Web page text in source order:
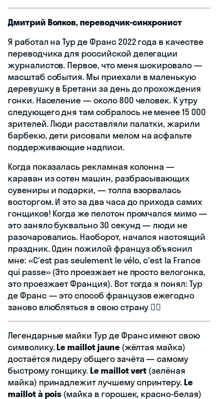
Дмитрий Волков, переводчик-синхронист
Я работал на Тур де Франс 2022 года в качестве
переводчика для российской делегации
журналистов. Первое, что меня шокировало —
масштаб события. Мы приехали в маленькую
деревушку в Бретани за день до прохождения
гонки. Население — около 800 человек. К утру
следующего дня там собралось не менее 15 000
зрителей. Люди расставляли палатки, жарили
барбекю, дети рисовали мелом на асфальте
поддерживающие надписи.
Когда показалась рекламная колонна —
караван из сотен машин, разбрасывающих
сувениры и подарки, — толпа взорвалась
восторгом. И это за два часа до прихода самих
гонщиков! Когда же пелотон промчался мимо —
это заняло буквально 30 секунд — люди не
разочаровались. Наоборот, начался настоящий
праздник. Один пожилой француз объяснил
мне: «C'est pas seulement le vélo, c'est la France
qui passe» (Это проезжает не просто велогонка,
это проезжает Франция). Вот тогда я понял: Тур
де Франс — это способ французов ежегодно
заново влюбляться в свою страну 🚴‍♂️
Легендарные майки Тур де Франс имеют свою
символику.Le maillot jaune(жёлтая майка)
достаётся лидеру общего зачёта — самому
быстрому гонщику.Le maillot vert (зелёная
майка) принадлежит лучшему спринтеру.Le
maillot à pois (майка в горошек, красно-белая)